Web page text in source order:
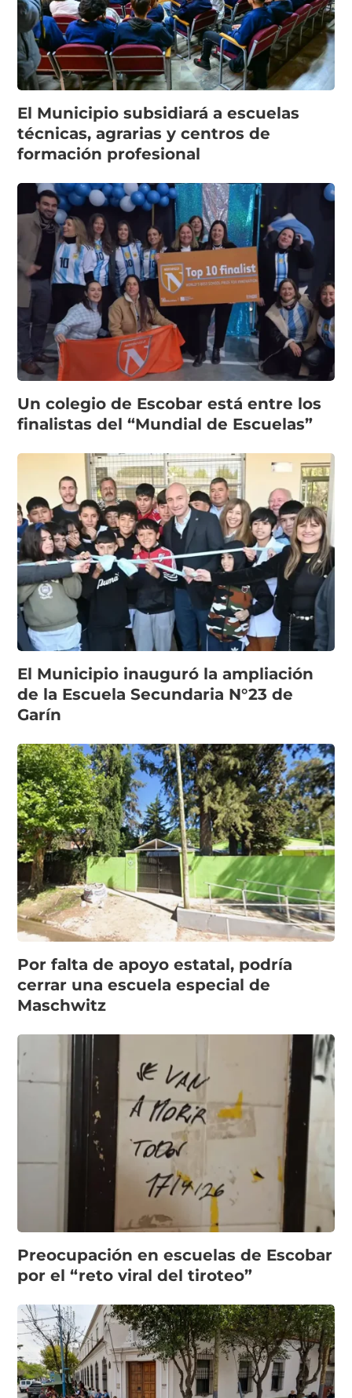
El Municipio subsidiará a escuelas
técnicas, agrarias y centros de
formación profesional
Un colegio de Escobar está entre los
finalistas del “Mundial de Escuelas”
El Municipio inauguró la ampliación
de la Escuela Secundaria N°23 de
Garín
Por falta de apoyo estatal, podría
cerrar una escuela especial de
Maschwitz
Preocupación en escuelas de Escobar
por el “reto viral del tiroteo”